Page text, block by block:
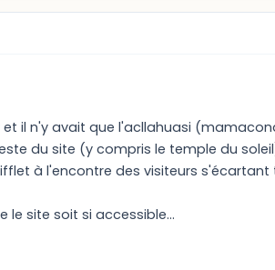
et il n'y avait que l'acllahuasi
du site (y compris le temple du
à l'encontre des visiteurs s'écartant
site soit si accessible...